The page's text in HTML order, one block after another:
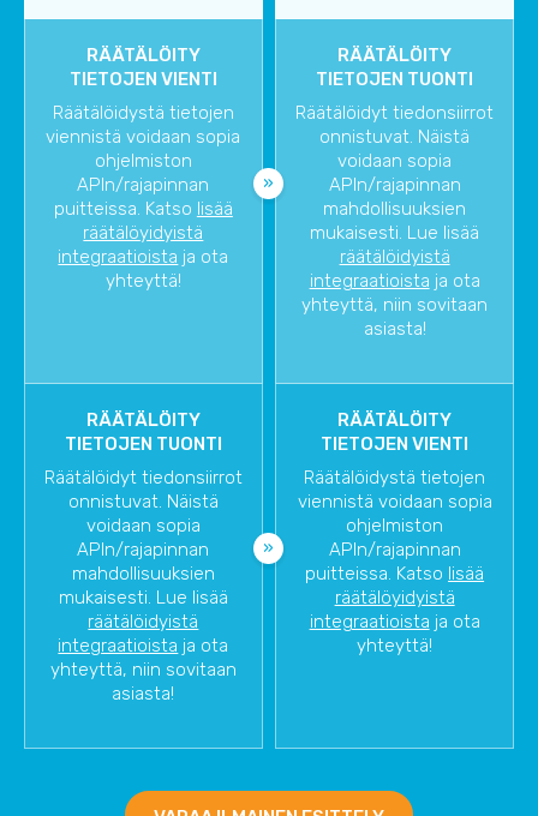
RÄÄTÄLÖITY
TIETOJEN VIENTI
Räätälöidystä tietojen
viennistä voidaan sopia
ohjelmiston
APIn/rajapinnan
puitteissa. Katso lisää
räätälöyidyistä
integraatioista ja ota
yhteyttä!
RÄÄTÄLÖITY
TIETOJEN TUONTI
Räätälöidyt tiedonsiirrot
onnistuvat. Näistä
voidaan sopia
APIn/rajapinnan
mahdollisuuksien
mukaisesti. Lue lisää
räätälöidyistä
integraatioista ja ota
yhteyttä, niin sovitaan
asiasta!
RÄÄTÄLÖITY
TIETOJEN TUONTI
Räätälöidyt tiedonsiirrot
onnistuvat. Näistä
voidaan sopia
APIn/rajapinnan
mahdollisuuksien
mukaisesti. Lue lisää
räätälöidyistä
integraatioista ja ota
yhteyttä, niin sovitaan
asiasta!
RÄÄTÄLÖITY
TIETOJEN VIENTI
Räätälöidystä tietojen
viennistä voidaan sopia
ohjelmiston
APIn/rajapinnan
puitteissa. Katso lisää
räätälöyidyistä
integraatioista ja ota
yhteyttä!